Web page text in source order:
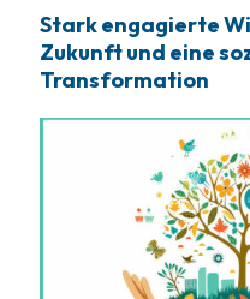
Stark engagierte
Zukunft und eine
Transformation